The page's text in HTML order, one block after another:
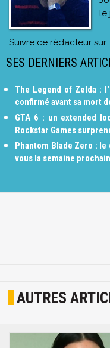
le
Suivre ce rédacteur sur
SES DERNIERS
The Legend of Zelda :
confirmé avant sa mort
GTA 6 : un extended
Rockstar Games
Phantom Blade Zero :
vous la semaine
AUTRES